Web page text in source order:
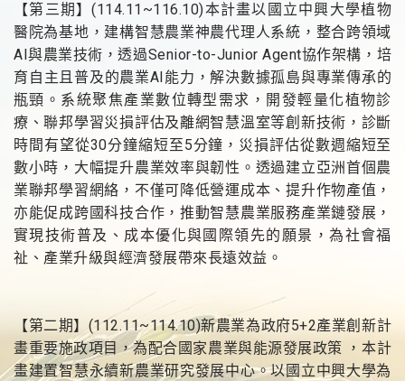
【第三期】(114.11~116.10)本計畫以國立中興大學植物
醫院為基地，建構智慧農業神農代理人系統，整合跨領域
AI與農業技術，透過Senior-to-Junior Agent協作架構，培
育自主且普及的農業AI能力，解決數據孤島與專業傳承的
瓶頸。系統聚焦產業數位轉型需求，開發輕量化植物診
療、聯邦學習災損評估及離網智慧溫室等創新技術，診斷
時間有望從30分鐘縮短至5分鐘，災損評估從數週縮短至
數小時，大幅提升農業效率與韌性。透過建立亞洲首個農
業聯邦學習網絡，不僅可降低營運成本、提升作物產值，
亦能促成跨國科技合作，推動智慧農業服務產業鏈發展，
實現技術普及、成本優化與國際領先的願景，為社會福
祉、產業升級與經濟發展帶來長遠效益。
【第二期】(112.11~114.10)新農業為政府5+2產業創新計
畫重要施政項目，為配合國家農業與能源發展政策 ，本計
畫建置智慧永續新農業研究發展中心。以國立中興大學為